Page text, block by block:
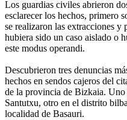
Los guardias civiles abrieron
esclarecer los hechos, primero
se realizaron las extracciones y
hubiera sido un caso aislado o
este modus operandi.
Descubrieron tres denuncias
hechos en sendos cajeros del
de la provincia de Bizkaia.
Santutxu, otro en el distrito
localidad de Basauri.